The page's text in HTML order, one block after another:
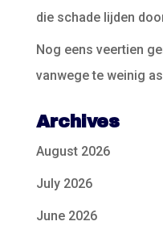
die schade lijden
Nog eens veertien
vanwege te weinig
Archives
August 2026
July 2026
June 2026